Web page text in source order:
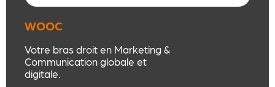
WOOC
Votre bras droit en Marketing &
Communication globale et
digitale.